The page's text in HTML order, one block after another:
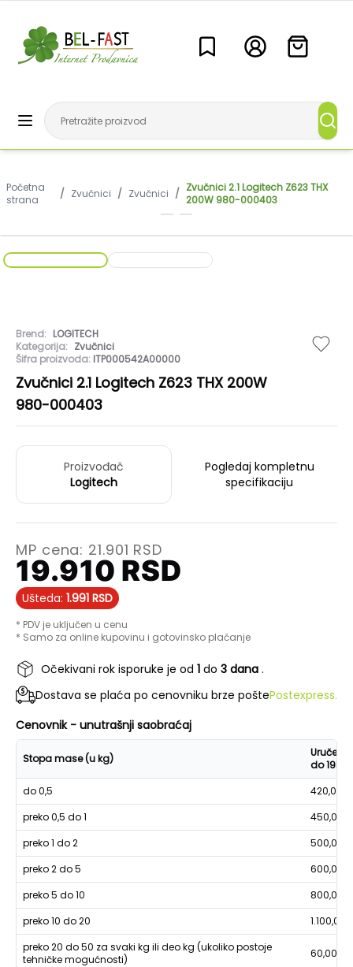
Početna
strana
/ Zvučnici / Zvučnici / Zvučnici 2.1 Logitech Z623 THX
200W 980-000403
Brend: LOGITECH
Kategorija: Zvučnici
Šifra proizvoda: ITP000542A00000
Zvučnici 2.1 Logitech Z623 THX 200W
980-000403
Proizvođač
Logitech
Pogledaj kompletnu
specifikaciju
MP cena: 21.901 RSD
19.910 RSD
Ušteda: 1.991 RSD
* PDV je uključen u cenu
* Samo za online kupovinu i gotovinsko plaćanje
Očekivani rok isporuke je od 1 do 3 dana .
Dostava se plaća po cenovniku brze poštePostexpress.
Cenovnik - unutrašnji saobraćaj
Stopa mase (u kg)
Uručenje
do 19h
do 0,5
420,00
preko 0,5 do 1
450,00
preko 1 do 2
500,00
preko 2 do 5
600,00
preko 5 do 10
800,00
preko 10 do 20
1.100,00
preko 20 do 50 za svaki kg ili deo kg (ukoliko postoje
tehničke mogućnosti)
60,00